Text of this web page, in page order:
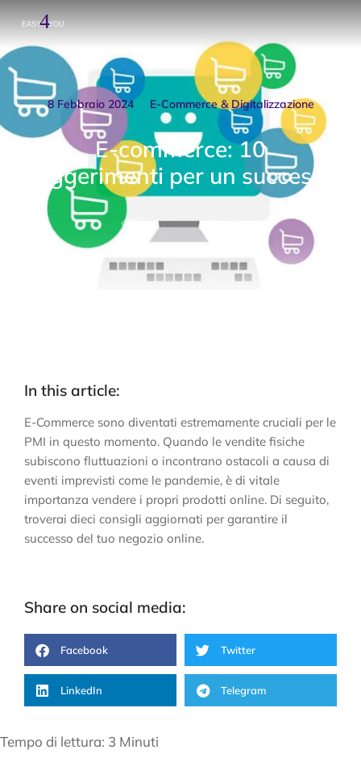
8 Febbraio 2024 E-Commerce & Digitalizzazione
E-commerce: 10
suggerimenti per un successo
Tempo di lettura: 3 Minuti
In this article:
E-Commerce sono diventati estremamente cruciali per le
PMI in questo momento. Quando le vendite fisiche
subiscono fluttuazioni o incontrano ostacoli a causa di
eventi imprevisti come le pandemie, è di vitale
importanza vendere i propri prodotti online. Di seguito,
troverai dieci consigli aggiornati per garantire il
successo del tuo negozio online.
Share on social media:
Facebook Twitter
LinkedIn Telegram